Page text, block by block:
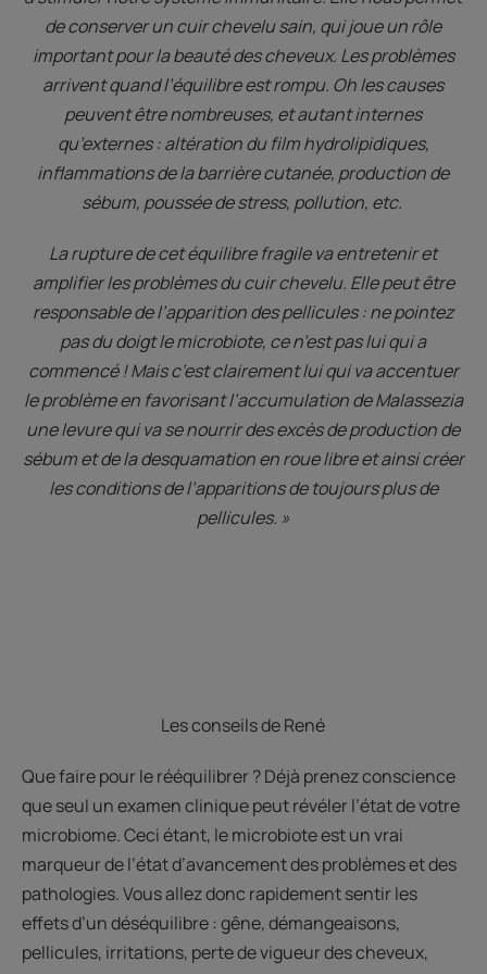
de conserver un cuir chevelu sain, qui joue un rôle
important pour la beauté des cheveux. Les problèmes
arrivent quand l’équilibre est rompu. Oh les causes
peuvent être nombreuses, et autant internes
qu’externes : altération du film hydrolipidiques,
inflammations de la barrière cutanée, production de
sébum, poussée de stress, pollution, etc.
La rupture de cet équilibre fragile va entretenir et
amplifier les problèmes du cuir chevelu. Elle peut être
responsable de l’apparition des pellicules : ne pointez
pas du doigt le microbiote, ce n’est pas lui qui a
commencé ! Mais c’est clairement lui qui va accentuer
le problème en favorisant l’accumulation de Malassezia
une levure qui va se nourrir des excès de production de
sébum et de la desquamation en roue libre et ainsi créer
les conditions de l’apparitions de toujours plus de
pellicules. »
Les conseils de René
Que faire pour le rééquilibrer ? Déjà prenez conscience
que seul un examen clinique peut révéler l’état de votre
microbiome. Ceci étant, le microbiote est un vrai
marqueur de l’état d’avancement des problèmes et des
pathologies. Vous allez donc rapidement sentir les
effets d’un déséquilibre : gêne, démangeaisons,
pellicules, irritations, perte de vigueur des cheveux,